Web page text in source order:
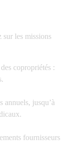
sur les missions
copropriétés :
annuels, jusqu’à
fournisseurs